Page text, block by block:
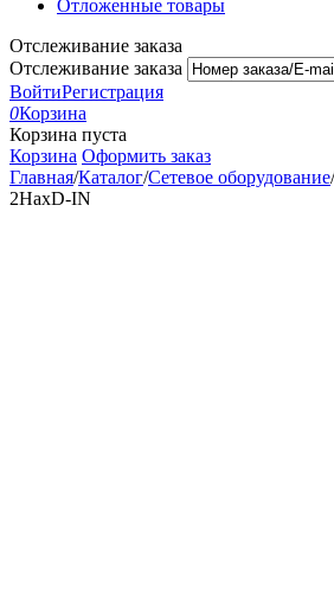
Отложенные товары
Отслеживание заказа
Отслеживание заказа
ВойтиРегистрация
0Корзина
Корзина пуста
Корзина Оформить заказ
Главная/Каталог/Сетевое оборудование/
2HaxD-IN